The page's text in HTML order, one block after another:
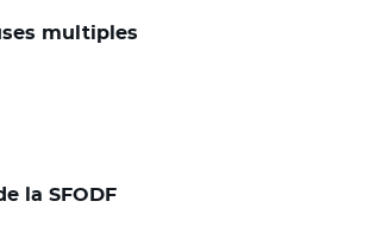
multiples
la SFODF